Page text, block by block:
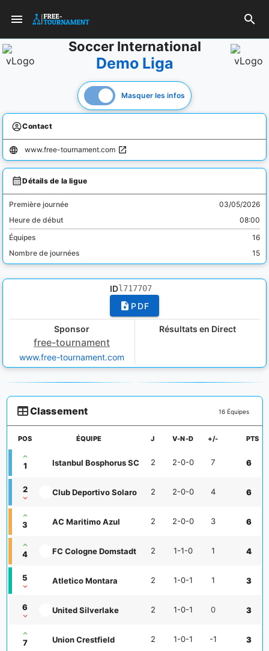
Soccer International
Demo Liga
Masquer les infos
Contact
www.free-tournament.com
Détails de la ligue
Première journée
03/05/2026
Heure de début
08:00
Équipes
16
Nombre de journées
15
IDl717707
PDF
Sponsor
free-tournament
www.free-tournament.com
Résultats en Direct
Classement 16 Équipes
POS ÉQUIPE J V-N-D +/- PTS
1 Istanbul Bosphorus SC 2 2-0-0 7 6
2 Club Deportivo Solaro 2 2-0-0 4 6
3 AC Maritimo Azul 2 2-0-0 3 6
4 FC Cologne Domstadt 2 1-1-0 1 4
5 Atletico Montara 2 1-0-1 1 3
6 United Silverlake 2 1-0-1 0 3
7 Union Crestfield 2 1-0-1 -1 3